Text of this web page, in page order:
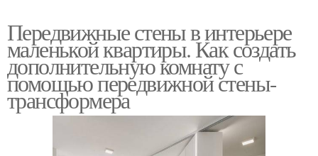
Передвижные стены в интерьере
маленькой квартиры. Как создать
дополнительную комнату с
помощью передвижной стены-
трансформера